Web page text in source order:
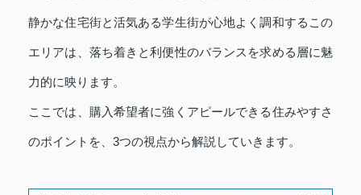
静かな住宅街と活気ある学生街が心地よく調和するこの
エリアは、落ち着きと利便性のバランスを求める層に魅
力的に映ります。
ここでは、購入希望者に強くアピールできる住みやすさ
のポイントを、3つの視点から解説していきます。